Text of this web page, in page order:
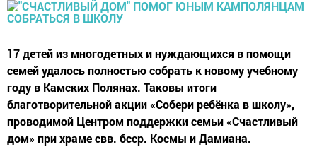
17 детей из многодетных и нуждающихся в помощи
семей удалось полностью собрать к новому учебному
году в Камских Полянах. Таковы итоги
благотворительной акции «Собери ребёнка в школу»,
проводимой Центром поддержки семьи «Счастливый
дом» при храме свв. бсср. Космы и Дамиана.